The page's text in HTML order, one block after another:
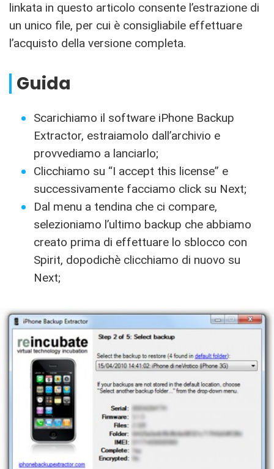
linkata in questo articolo consente l’estrazione di
un unico file, per cui è consigliabile effettuare
l’acquisto della versione completa.
Guida
Scarichiamo il software iPhone Backup
Extractor, estraiamolo dall’archivio e
provvediamo a lanciarlo;
Clicchiamo su “I accept this license” e
successivamente facciamo click su Next;
Dal menu a tendina che ci compare,
selezioniamo l’ultimo backup che abbiamo
creato prima di effettuare lo sblocco con
Spirit, dopodichè clicchiamo di nuovo su
Next;